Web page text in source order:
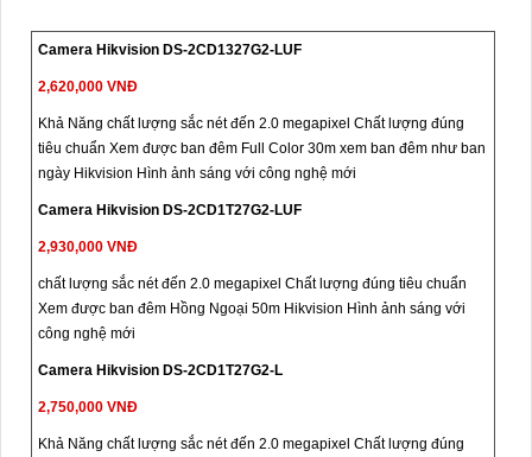
Camera Hikvision DS-2CD1327G2-LUF
2,620,000 VNĐ
Khả Năng chất lượng sắc nét đến 2.0 megapixel Chất lượng đúng
tiêu chuẩn Xem được ban đêm Full Color 30m xem ban đêm như ban
ngày Hikvision Hình ảnh sáng với công nghệ mới
Camera Hikvision DS-2CD1T27G2-LUF
2,930,000 VNĐ
chất lượng sắc nét đến 2.0 megapixel Chất lượng đúng tiêu chuẩn
Xem được ban đêm Hồng Ngoại 50m Hikvision Hình ảnh sáng với
công nghệ mới
Camera Hikvision DS-2CD1T27G2-L
2,750,000 VNĐ
Khả Năng chất lượng sắc nét đến 2.0 megapixel Chất lượng đúng